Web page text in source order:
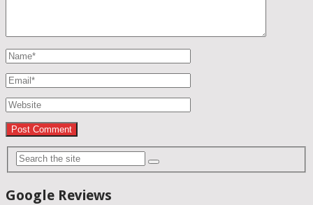
Google Reviews